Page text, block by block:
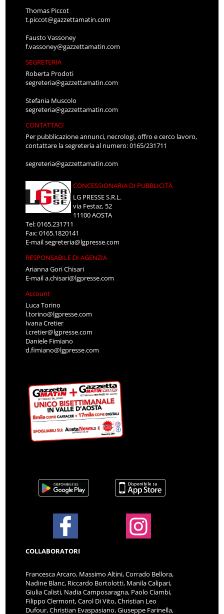
Thomas Piccot
t.piccot@gazzettamatin.com
Fausto Vassoney
f.vassoney@gazzettamatin.com
SEGRETERIA
Roberta Prodoti
segreteria@gazzettamatin.com
Stefania Muscolo
segreteria@gazzettamatin.com
CONTATTACI
Per pubblicazione annunci, necrologi, offro e cerco lavoro,
contattare la segreteria al numero: 0165/231711
segreteria@gazzettamatin.com
CONCESSIONARIA DI PUBBLICITÀ
LG PRESSE S.R.L.
via Festaz, 52
11100 AOSTA
Tel: 0165.231711
Fax: 0165.1820141
E-mailsegreteria@lgpresse.com
RESPONSABILE DI AGENZIA
Arianna Gori Chisari
E-maila.chisari@lgpresse.com
Account
Luca Torino
l.torino@lgpresse.com
Ivana Cretier
i.cretier@lgpresse.com
Daniele Fimiano
d.fimiano@lgpresse.com
COLLABORATORI
Francesca Arcaro, Massimo Altini, Corrado Bellora,
Nadine Blanc, Riccardo Bortolotti, Manila Calipari,
Giulia Calisti, Nadia Camposaragna, Paolo Ciambi,
Filippo Clermont, Carol Di Vito, Christian Leo
Dufour, Christian Evaspasiano, Giuseppe Farinella,